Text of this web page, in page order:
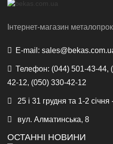
Інтернет-магазин
E-mail:
Телефон: (044) 501-43-44,
42-12, (050) 330-42-12
25 і 31 грудня та 1-2
вул. Алматинська, 8
ОСТАННІ НОВИНИ